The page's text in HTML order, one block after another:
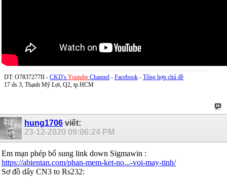
DT: O7837277II - CKD's Youtube Channel - Facebook - Tổng hợp chủ đề
17 ds 3, Thạnh Mỹ Lợi, Q2, tp.HCM
hung1706 viết:
23-12-2020 09:06:24 PM
Em mạn phép bổ sung link down Sigmawin :
https://abientan.com/phan-mem-ket-no...-voi-may-tinh/
Sơ đồ dây CN3 to Rs232: